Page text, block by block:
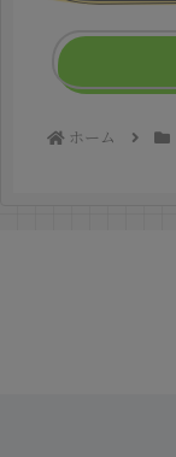
ホーム